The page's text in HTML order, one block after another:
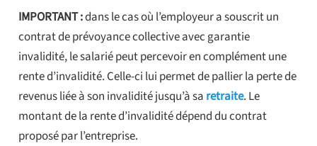
IMPORTANT :dans le cas où l’employeur a souscrit un
contrat de prévoyance collective avec garantie
invalidité, le salarié peut percevoir en complément une
rente d’invalidité. Celle-ci lui permet de pallier la perte de
revenus liée à son invalidité jusqu’à sa retraite. Le
montant de la rente d’invalidité dépend du contrat
proposé par l’entreprise.